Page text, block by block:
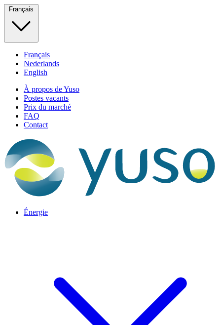
Français
Français
Nederlands
English
À propos de Yuso
Postes vacants
Prix du marché
FAQ
Contact
Énergie